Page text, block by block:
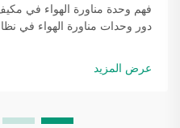
فهم وحدة مناورة الهواء في
دور وحدات مناورة الهواء في
أساسي عن توزيع الهواء البارد
عندما تقوم بدفع الهواء...
عرض المزيد